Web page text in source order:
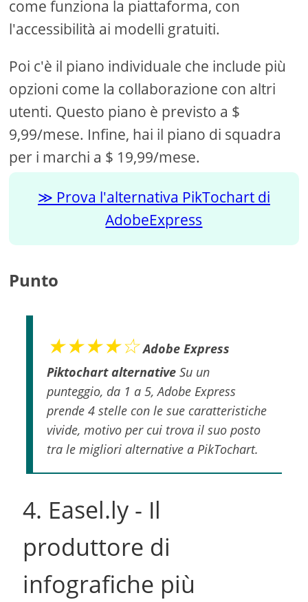
come funziona la piattaforma, con
l'accessibilità ai modelli gratuiti.
Poi c'è il piano individuale che include più
opzioni come la collaborazione con altri
utenti. Questo piano è previsto a $
9,99/mese. Infine, hai il piano di squadra
per i marchi a $ 19,99/mese.
Prova l'alternativa PikTochart di
AdobeExpress
Punto
★★★★☆ Adobe Express
Piktochart alternative Su un
punteggio, da 1 a 5, Adobe Express
prende 4 stelle con le sue caratteristiche
vivide, motivo per cui trova il suo posto
tra le migliori alternative a PikTochart.
4. Easel.ly - Il
produttore di
infografiche più